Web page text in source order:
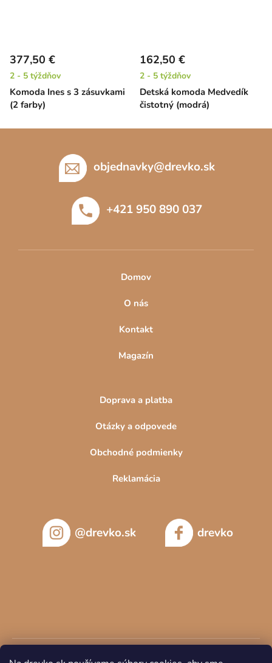
Komoda Ines s 3 zásuvkami
(2 farby)
377,50 €
2 - 5 týždňov
Detská komoda Medvedík
čistotný (modrá)
162,50 €
2 - 5 týždňov
objednavky@drevko.sk
+421 950 890 037
Domov
O nás
Kontakt
Magazín
Doprava a platba
Otázky a odpovede
Obchodné podmienky
Reklamácia
@drevko.sk drevko